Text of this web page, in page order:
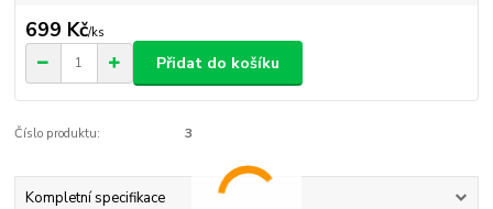
699 Kč/ks
Přidat do košíku
Číslo produktu: 3
Kompletní specifikace